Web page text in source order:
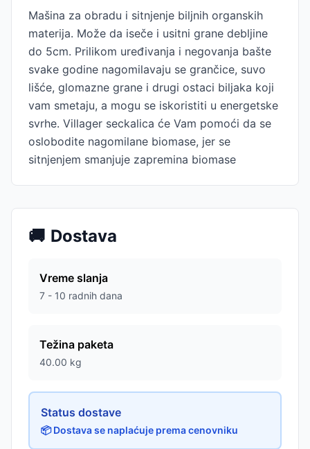
Mašina za obradu i sitnjenje biljnih organskih
materija. Može da iseče i usitni grane debljine
do 5cm. Prilikom uređivanja i negovanja bašte
svake godine nagomilavaju se grančice, suvo
lišće, glomazne grane i drugi ostaci biljaka koji
vam smetaju, a mogu se iskoristiti u energetske
svrhe. Villager seckalica će Vam pomoći da se
oslobodite nagomilane biomase, jer se
sitnjenjem smanjuje zapremina biomase
🚚 Dostava
Vreme slanja
7 - 10 radnih dana
Težina paketa
40.00 kg
Status dostave
📦 Dostava se naplaćuje prema cenovniku